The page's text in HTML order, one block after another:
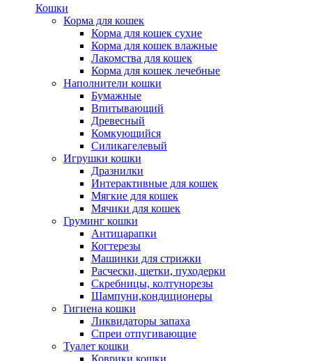
Кошки
Корма для кошек
Корма для кошек сухие
Корма для кошек влажные
Лакомства для кошек
Корма для кошек лечебные
Наполнители кошки
Бумажные
Впитывающий
Древесный
Комкующийся
Силикагелевый
Игрушки кошки
Дразнилки
Интерактивные для кошек
Мягкие для кошек
Мячики для кошек
Груминг кошки
Антицарапки
Когтерезы
Машинки для стрижки
Расчески, щетки, пуходерки
Скребницы, колтунорезы
Шампуни,кондиционеры
Гигиена кошки
Ликвидаторы запаха
Спреи отпугивающие
Туалет кошки
Коврики кошки